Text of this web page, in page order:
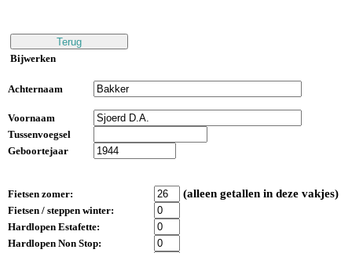
Bijwerken
Achternaam
Voornaam
Tussenvoegsel
Geboortejaar
Fietsen zomer: (alleen getallen in deze vakjes)
Fietsen / steppen winter:
Hardlopen Estafette:
Hardlopen Non Stop: